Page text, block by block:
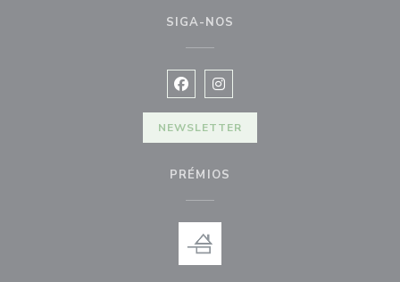
SIGA-NOS
Facebook ((abre numa nova janela))
Instagram ((abre numa nova
NEWSLETTER
PRÉMIOS